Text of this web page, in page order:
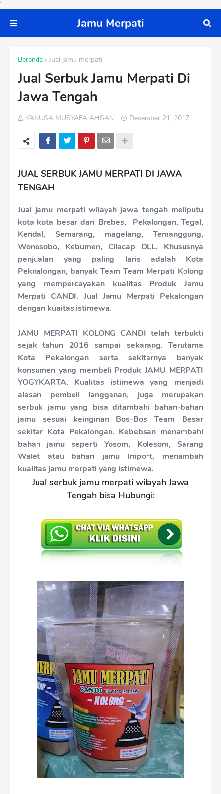
`
Jamu Merpati
Beranda Jual jamu merpati
Jual Serbuk Jamu Merpati Di
Jawa Tengah
YANUSA MUSYAFA AHSAN Desember 21, 2017
JUAL SERBUK JAMU MERPATI DI JAWA
TENGAH
Jual jamu merpati wilayah jawa tengah meliputu
kota kota besar dari Brebes, Pekalongan, Tegal,
Kendal, Semarang, magelang, Temanggung,
Wonosobo, Kebumen, Cilacap DLL. Khususnya
penjualan yang paling laris adalah Kota
Peknalongan, banyak Team Team Merpati Kolong
yang mempercayakan kualitas Produk Jamu
Merpati CANDI. Jual Jamu Merpati Pekalongan
dengan kuaitas istimewa.
JAMU MERPATI KOLONG CANDI telah terbukti
sejak tahun 2016 sampai sekarang. Terutama
Kota Pekalongan serta sekitarnya banyak
konsumen yang membeli Produk JAMU MERPATI
YOGYKARTA. Kualitas istimewa yang menjadi
alasan pembeli langganan, juga merupakan
serbuk jamu yang bisa ditambahi bahan-bahan
jamu sesuai keinginan Bos-Bos Team Besar
sekitar Kota Pekalongan. Kebebsan menambahi
bahan jamu seperti Yosom, Kolesom, Sarang
Walet atau bahan jamu Import, menambah
kualitas jamu merpati yang istimewa.
Jual serbuk jamu merpati wilayah Jawa
Tengah bisa Hubungi: